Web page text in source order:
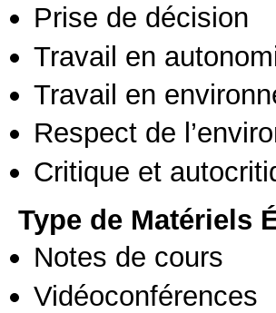
Prise de décision
Travail en
Travail en
Respect de
Critique et
Type de Matériels
Notes de cours
Vidéoconférences